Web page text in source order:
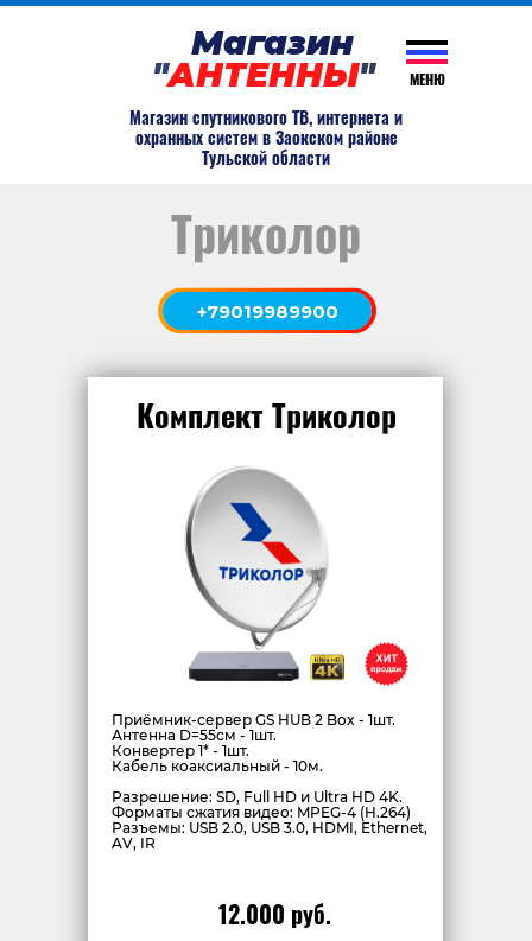
МЕНЮ
Магазин спутникового ТВ, интернета и
охранных систем в Заокском районе
Тульской области
Магазин
"АНТЕННЫ"
Комплект Триколор
Приёмник-сервер GS HUB 2 Box - 1шт.
Антенна D=55см - 1шт.
Конвертер 1* - 1шт.
Кабель коаксиальный - 10м.
Разрешение: SD, Full HD и Ultra HD 4K.
Форматы сжатия видео: MPEG-4 (H.264)
Разъемы: USB 2.0, USB 3.0, HDMI, Ethernet,
AV, IR
Триколор
12.000 руб.
+79019989900